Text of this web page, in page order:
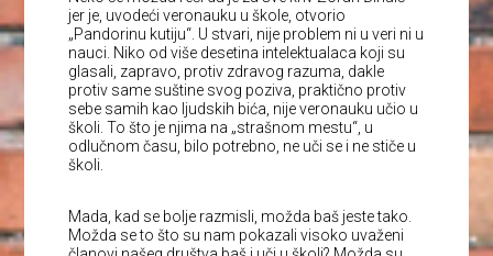
jer je, uvodeći veronauku u škole, otvorio
„Pandorinu kutiju“. U stvari, nije problem ni u veri ni u
nauci. Niko od više desetina intelektualaca koji su
glasali, zapravo, protiv zdravog razuma, dakle
protiv same suštine svog poziva, praktično protiv
sebe samih kao ljudskih bića, nije veronauku učio u
školi. To što je njima na „strašnom mestu“, u
odlučnom času, bilo potrebno, ne uči se i ne stiče u
školi.
Mada, kad se bolje razmisli, možda baš jeste tako.
Možda se to što su nam pokazali visoko uvaženi